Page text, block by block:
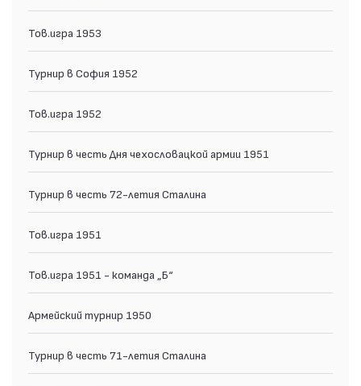
Тов.игра 1953
Турнир в София 1952
Тов.игра 1952
Турнир в честь Дня чехословацкой армии 1951
Турнир в честь 72-летия Сталина
Тов.игра 1951
Тов.игра 1951 - команда „Б“
Армейский турнир 1950
Турнир в честь 71-летия Сталина